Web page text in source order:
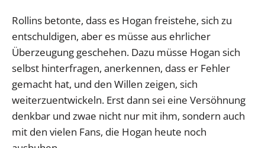
Rollins betonte, dass es Hogan freistehe, sich zu
entschuldigen, aber es müsse aus ehrlicher
Überzeugung geschehen. Dazu müsse Hogan sich
selbst hinterfragen, anerkennen, dass er Fehler
gemacht hat, und den Willen zeigen, sich
weiterzuentwickeln. Erst dann sei eine Versöhnung
denkbar und zwae nicht nur mit ihm, sondern auch
mit den vielen Fans, die Hogan heute noch